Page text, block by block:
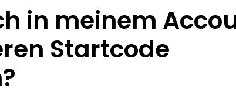
in meinem
Startcode